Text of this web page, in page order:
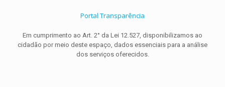
Portal Transparência
Em cumprimento ao Art. 2° da Lei 12.527, disponibilizamos ao
cidadão por meio deste espaço, dados essenciais para a análise
dos serviços oferecidos.